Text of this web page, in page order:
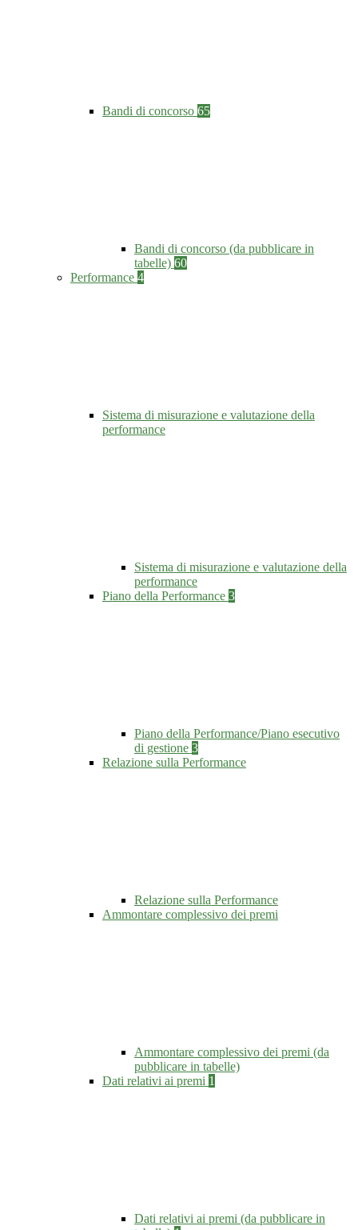
Bandi di concorso 65
Bandi di concorso (da pubblicare in
tabelle) 60
Performance 4
Sistema di misurazione e valutazione della
performance
Sistema di misurazione e valutazione della
performance
Piano della Performance 3
Piano della Performance/Piano esecutivo
di gestione 3
Relazione sulla Performance
Relazione sulla Performance
Ammontare complessivo dei premi
Ammontare complessivo dei premi (da
pubblicare in tabelle)
Dati relativi ai premi 1
Dati relativi ai premi (da pubblicare in